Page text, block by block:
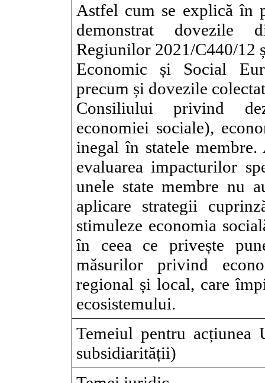
Astfel cum se explică în
demonstrat dovezile
Regiunilor 2021/C440/12
Economic și Social
precum și dovezile
Consiliului privind
economiei sociale),
inegal în statele
evaluarea impacturilor
unele state membre nu
aplicare strategii
stimuleze economia
în ceea ce privește
măsurilor privind
regional și local, care
ecosistemului.
Temeiul pentru
subsidiarității)